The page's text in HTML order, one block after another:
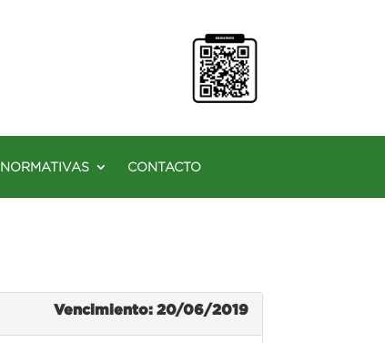
NORMATIVAS CONTACTO
Vencimiento: 20/06/2019